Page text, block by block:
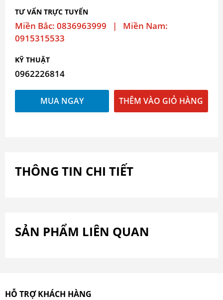
TƯ VẤN TRỰC TUYẾN
Miền Bắc: 0836963999 | Miền Nam:
0915315533
KỸ THUẬT
0962226814
MUA NGAY THÊM VÀO GIỎ HÀNG
THÔNG TIN CHI TIẾT
SẢN PHẨM LIÊN QUAN
HỖ TRỢ KHÁCH HÀNG